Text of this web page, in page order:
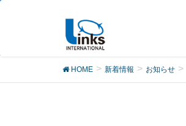
お知らせ
HOME 新着情報 お知らせ